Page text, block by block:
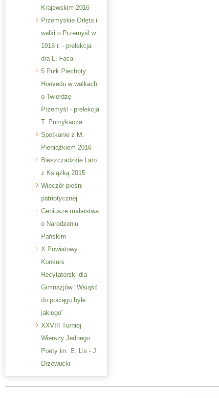
Krajewskim 2016
Przemyskie Orlęta i
walki o Przemyśl w
1918 r. - prelekcja
dra L. Faca
5 Pułk Piechoty
Honvedu w walkach
o Twierdzę
Przemyśl - prelekcja
T. Pomykacza
Spotkanie z M.
Pieniążkiem 2016
Bieszczadzkie Lato
z Książką 2015
Wieczór pieśni
patriotycznej
Geniusze malarstwa
o Narodzeniu
Pańskim
X Powiatowy
Konkurs
Recytatorski dla
Gimnazjów "Wsiąść
do pociągu byle
jakiego"
XXVIII Turniej
Wierszy Jednego
Poety im. E. Lis - J.
Drzewucki